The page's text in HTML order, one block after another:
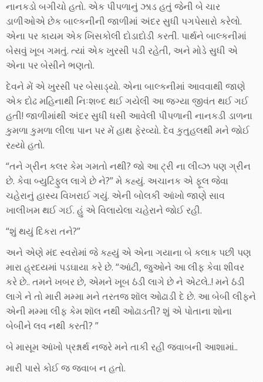
નાનકડો બગીચો હતો. એક પીપળાનું ઝાડ હતું જેની બે ચાર
ડાળીઓએ છેક બાલ્કનીની જાળીમાં અંદર સુધી પગપેસારો કરેલો.
એના પર કાયમ એક ખિસકોલી દોડાદોડી કરતી. પાર્થને બાલ્કનીમાં
બેસવું ખૂબ ગમતું. ત્યાં એક ખુરસી પડી રહેતી, અને મોડે સુધી એ
એના પર બેસીને ભણતો.
દેવને મેં એ ખુરસી પર બેસાડ્યો. એના બાલ્કનીમાં આવવાથી જાણે
એક દોઢ મહિનાથી નિઃશબ્દ થઈ ગયેલી આ જગ્યા જીવંત થઈ ગઈ
હતી! જાળીમાંથી અંદર સુધી ધસી આવેલી પીપળાની નાનકડી ડાળના
કુમળા કુમળા લીલા પાન પર મેં હાથ ફેરવ્યો. દેવ કુતુહલથી મને જોઈ
રહ્યો હતો.
“તને ગ્રીન કલર કેમ ગમતો નથી? જો આ ટ્રી ના લીવ્ઝ પણ ગ્રીન
છે. કેવા બ્યુટિફુલ લાગે છે ને?” મે કહ્યું. અચાનક એ ફૂલ જેવા
ચહેરાનું હાસ્ય વિખરાઈ ગયું. એની બોલકી આંખો જાણે સાવ
ખાલીખમ થઈ ગઈ. હું એ વિલાયેલા ચહેરાને જોઈ રહી.
“શું થયું દિકરા તને?”
અને એણે મંદ સ્વરોમાં જે કહ્યું એ એના ગયાના બે કલાક પછી પણ
મારા હ્રદયમાં પડઘાયા કરે છે. “આંટી, જુઓને આ લીફ કેવા શીવર
કરે છે.. તમને ખબર છે, એમને ખૂબ ઠંડી લાગે છે ને એટલે..! મને ઠંડી
લાગે ને તો મારી મમ્મા મને તરતજ શૉલ ઓઢાડી દે છે. આ બેબી લીફને
એની મમ્મા લીફ કેમ શૉલ નથી ઓઢાડતી? શું એ પોતાના શોના
બેબીને લવ નથી કરતી? ”
બે માસૂમ આંખો પ્રશ્નાર્થ નજરે મને તાકી રહી જવાબની આશામાં..
મારી પાસે કોઈ જ જવાબ ન હતો.